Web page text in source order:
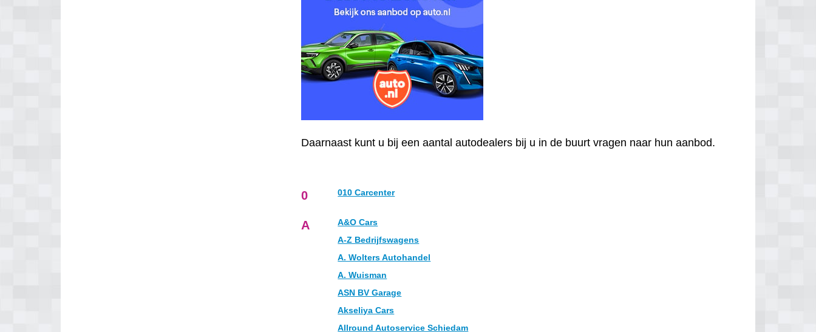
Daarnaast kunt u bij een aantal autodealers bij u in de buurt vragen naar hun aanbod.
0 010 Carcenter
A
A&O Cars
A-Z Bedrijfswagens
A. Wolters Autohandel
A. Wuisman
ASN BV Garage
Akseliya Cars
Allround Autoservice Schiedam